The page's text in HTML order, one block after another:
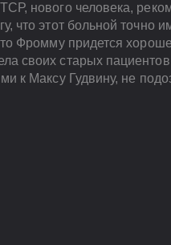
нового человека,
что этот больной точно
Фромму придется
своих старых
к Максу Гудвину, не